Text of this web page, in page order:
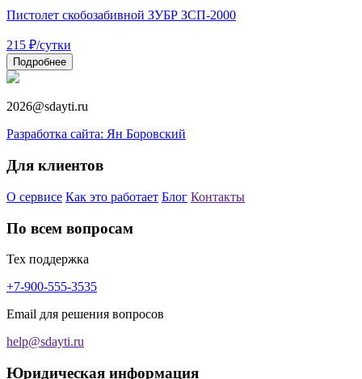
Пистолет скобозабивной ЗУБР ЗСП-2000
215 ₽/сутки
Подробнее
2026@sdayti.ru
Разработка сайта: Ян Боровский
Для клиентов
О сервисе Как это работает Блог Контакты
По всем вопросам
Тех поддержка
+7-900-555-3535
Email для решения вопросов
help@sdayti.ru
Юридическая информация